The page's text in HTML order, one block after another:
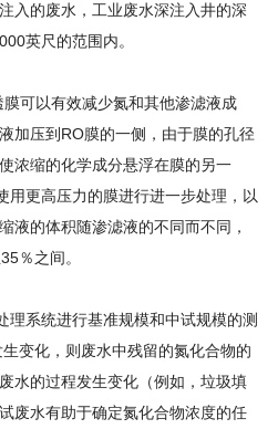
入的废水，工业废水深注入井的深
英尺的范围内。
可以有效减少氮和其他渗滤液成
加压到RO膜的一侧，由于膜的孔径
浓缩的化学成分悬浮在膜的另一
用更高压力的膜进行进一步处理，以
液的体积随渗滤液的不同而不同，
％之间。
系统进行基准规模和中试规模的测
变化，则废水中残留的氮化合物的
水的过程发生变化（例如，垃圾填
废水有助于确定氮化合物浓度的任